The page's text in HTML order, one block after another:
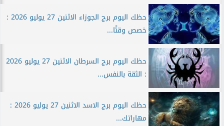
حظك اليوم برج الجوزاء الاثنين 27 يوليو 2026 :
خصص وقتًا...
حظك اليوم برج السرطان الاثنين 27 يوليو 2026
: الثقة بالنفس...
حظك اليوم برج الاسد الاثنين 27 يوليو 2026 :
مهاراتك...